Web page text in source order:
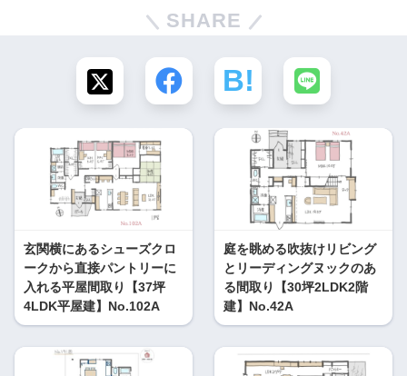
SHARE
玄関横にあるシューズクロ
ークから直接パントリーに
入れる平屋間取り【37坪
4LDK平屋建】No.102A
庭を眺める吹抜けリビング
とリーディングヌックのあ
る間取り【30坪2LDK2階
建】No.42A